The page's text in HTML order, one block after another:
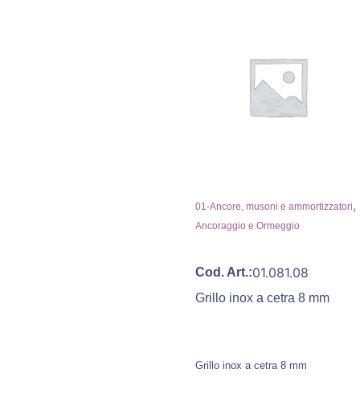
01-Ancore, musoni e ammortizzatori,
Ancoraggio e Ormeggio
Cod. Art.:01.081.08
Grillo inox a cetra 8 mm
Grillo inox a cetra 8 mm